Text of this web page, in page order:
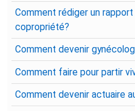
Comment rédiger un
copropriété?
Comment devenir
Comment faire pour partir
Comment devenir actuaire